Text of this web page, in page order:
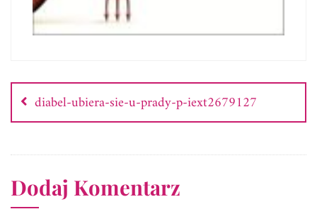
Nawigacja
wpisu
diabel-ubiera-sie-u-prady-p-iext2679127
Dodaj Komentarz